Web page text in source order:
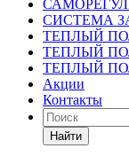
СИСТЕМА
ТЕПЛЫЙ
ТЕПЛЫЙ
ТЕПЛЫЙ
Акции
Контакты
Найти